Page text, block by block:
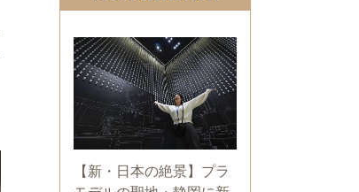
【新・日本の絶景】プラ